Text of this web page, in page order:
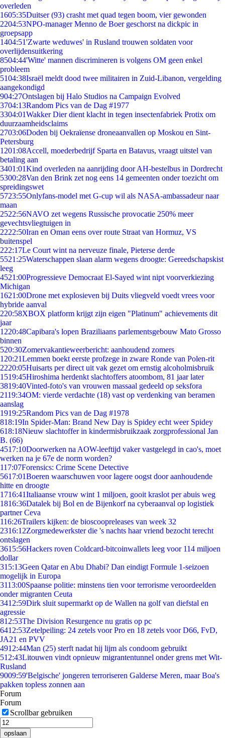
overleden
1605:35Duitser (93) crasht met quad tegen boom, vier gewonden
2204:53NPO-manager Menno de Boer geschorst na dickpic in
groepsapp
1404:51'Zwarte weduwes' in Rusland trouwen soldaten voor
overlijdensuitkering
8504:44'Witte' mannen discrimineren is volgens OM geen enkel
probleem
5104:38Israël meldt dood twee militairen in Zuid-Libanon, vergelding
aangekondigd
904:27Ontslagen bij Halo Studios na Campaign Evolved
3704:13Random Pics van de Dag #1977
3304:01Wakker Dier dient klacht in tegen insectenfabriek Protix om
duurzaamheidsclaims
2703:06Doden bij Oekraïense droneaanvallen op Moskou en Sint-
Petersburg
1201:08Accell, moederbedrijf Sparta en Batavus, vraagt uitstel van
betaling aan
3401:01Kind overleden na aanrijding door AH-bestelbus in Dordrecht
5300:28Van den Brink zet nog eens 14 gemeenten onder toezicht om
spreidingswet
5723:55Onlyfans-model met G-cup wil als NASA-ambassadeur naar
maan
2522:56NAVO zet wegens Russische provocatie 250% meer
gevechtsvliegtuigen in
2222:50Iran en Oman eens over route Straat van Hormuz, VS
buitenspel
222:17Le Court wint na nerveuze finale, Pieterse derde
5521:25Waterschappen slaan alarm wegens droogte: Gereedschapskist
leeg
4521:00Progressieve Democraat El-Sayed wint nipt voorverkiezing
Michigan
1621:00Drone met explosieven bij Duits vliegveld voedt vrees voor
hybride aanval
220:58XBOX platform krijgt zijn eigen "Platinum" achievements dit
jaar
1220:48Capibara's lopen Braziliaans parlementsgebouw Mato Grosso
binnen
520:30Zomervakantieweerbericht: aanhoudend zomers
1 20:21Lemmen boekt eerste profzege in zware Ronde van Polen-rit
2220:05Huisarts per direct uit vak gezet om ernstig alcoholmisbruik
1519:45Hiroshima herdenkt slachtoffers atoombom, 81 jaar later
3819:40Vinted-foto's van vrouwen massaal gedeeld op seksfora
2119:34OM: vierde verdachte (18) vast op verdenking van beramen
aanslag
1919:25Random Pics van de Dag #1978
818:19In Spider-Man: Brand New Day is Spidey echt weer Spidey
618:18Nieuw slachtoffer in kindermisbruikzaak zorgprofessional Jan
B. (66)
4517:10Doorwerken na AOW-leeftijd vaker vastgelegd in cao's, moet
werken na je 67e de norm worden?
117:07Forensics: Crime Scene Detective
5617:01Boeren waarschuwen voor lagere oogst door aanhoudende
hitte en droogte
1716:41Italiaanse vrouw wint 1 miljoen, gooit kraslot per abuis weg
1816:36Datalek bij Bol en de Bijenkorf na cyberaanval op logistiek
partner Ceva
116:26Trailers kijken: de bioscoopreleases van week 32
2316:12Zorgmedewerkster die 's nachts haar vriend bezocht terecht
ontslagen
3615:56Hackers roven Coldcard-bitcoinwallets leeg voor 114 miljoen
dollar
315:13Geen Qatar en Abu Dhabi? Dan eindigt Formule 1-seizoen
mogelijk in Europa
3113:00Spaanse politie: minstens tien voor terrorisme veroordeelden
onder migranten Ceuta
3412:59Dirk sluit supermarkt op de Wallen na golf van diefstal en
agressie
812:53The Division Resurgence nu gratis op pc
6412:53Zetelpeiling: 24 zetels voor Pro en 18 zetels voor D66, FvD,
JA21 en PVV
4912:44Man (25) sterft nadat hij lijm als condoom gebruikt
512:43Litouwen vindt opnieuw migrantentunnel onder grens met Wit-
Rusland
9009:59'Belgische' jongeren terroriseren Galderse Meren, maar Boa's
pakken topless zonnen aan
Forum
Forum
Scrollbar gebruiken
opslaan